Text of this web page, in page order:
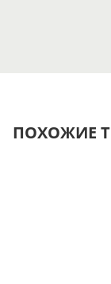
ПОХОЖИЕ